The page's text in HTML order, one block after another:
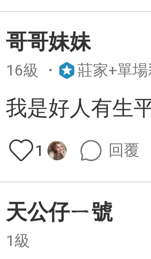
哥哥妹妹
16級 ・ 莊家+單
我是好人有生
1 回覆
天公仔ㄧ號
1級